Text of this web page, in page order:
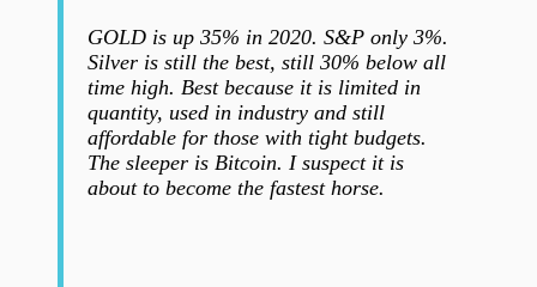
GOLD is up 35% in 2020. S&P only 3%.
Silver is still the best, still 30% below all
time high. Best because it is limited in
quantity, used in industry and still
affordable for those with tight budgets.
The sleeper is Bitcoin. I suspect it is
about to become the fastest horse.